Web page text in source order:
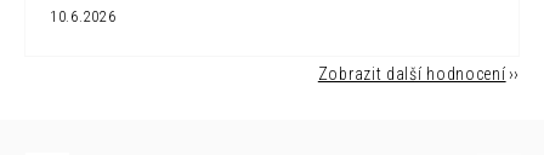
10.6.2026
Zobrazit další hodnocení